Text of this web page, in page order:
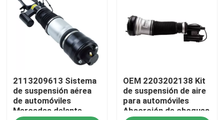
Productos
Los vídeos
2113209613 Sistema
de suspensión aérea
de automóviles
Mercedes delante
OEM 2203202138 Kit
de suspensión de aire
para automóviles
Absorción de choques